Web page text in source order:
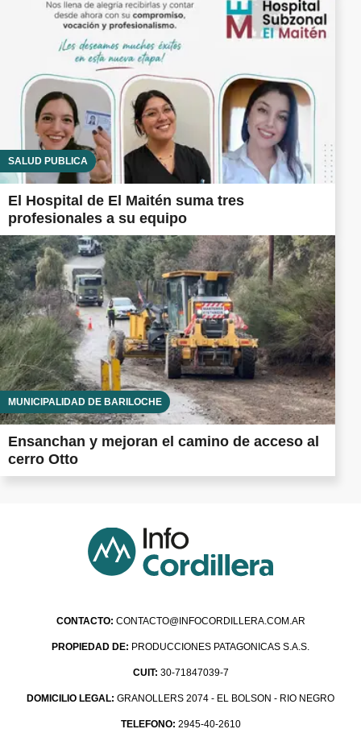
SALUD PÚBLICA
El Hospital de El Maitén suma tres
profesionales a su equipo
MUNICIPALIDAD DE BARILOCHE
Ensanchan y mejoran el camino de acceso al
cerro Otto
CONTACTO: CONTACTO@INFOCORDILLERA.COM.AR
PROPIEDAD DE: PRODUCCIONES PATAGONICAS S.A.S.
CUIT: 30-71847039-7
DOMICILIO LEGAL: GRANOLLERS 2074 - EL BOLSON - RIO NEGRO
TELEFONO: 2945-40-2610